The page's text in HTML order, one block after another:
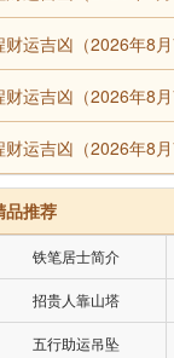
：如某些形
盆”的和谐氛围。
如有侵权，请联系我
不代表易德轩观点。
运吉凶（2026年8
运吉凶（2026年8
运吉凶（2026年8
品推荐
铁笔居士简介
招贵人靠山塔
五行助运吊坠